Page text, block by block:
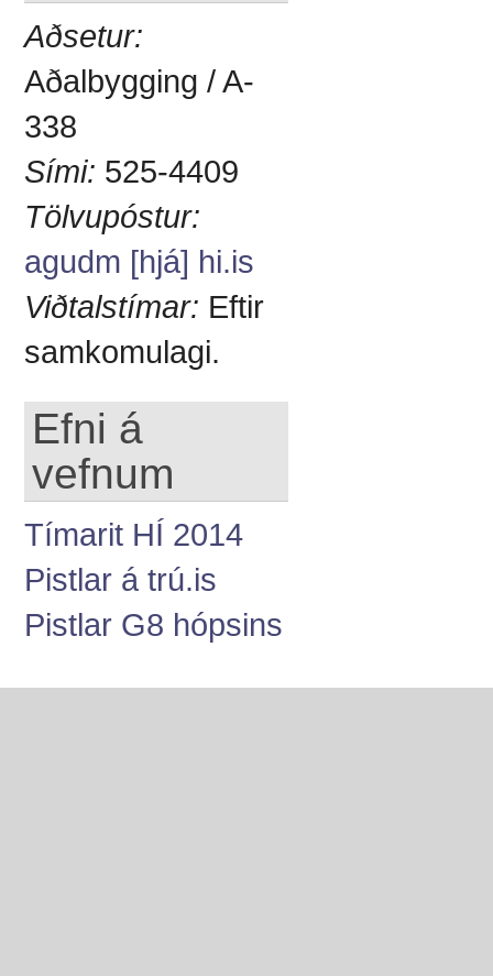
Aðsetur:
Aðalbygging / A-
338
Sími: 525-4409
Tölvupóstur:
agudm [hjá] hi.is
Viðtalstímar: Eftir
samkomulagi.
Efni á
vefnum
Tímarit HÍ 2014
Pistlar á trú.is
Pistlar G8 hópsins